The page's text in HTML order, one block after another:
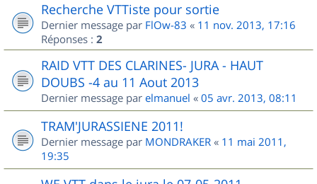
Recherche VTTiste pour sortie
Dernier message par FlOw-83 « 11 nov. 2013, 17:16
Réponses : 2
RAID VTT DES CLARINES- JURA - HAUT
DOUBS -4 au 11 Aout 2013
Dernier message par elmanuel « 05 avr. 2013, 08:11
TRAM'JURASSIENE 2011!
Dernier message par MONDRAKER « 11 mai 2011,
19:35